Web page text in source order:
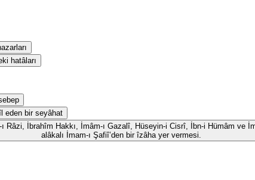
hatâları
eden bir seyâhat
Râzi, İbrahîm Hakkı, İmâm-ı Gazalî, Hüseyin-i Cisrî, İbn-i Hümâm ve
alâkalı İmam-ı Şafiî’den bir îzâha yer vermesi.